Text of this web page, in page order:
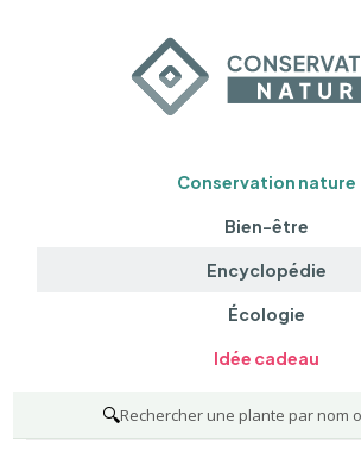
Conservation nature
Bien-être
Encyclopédie
Écologie
Idée cadeau
🔍Rechercher une plante par nom